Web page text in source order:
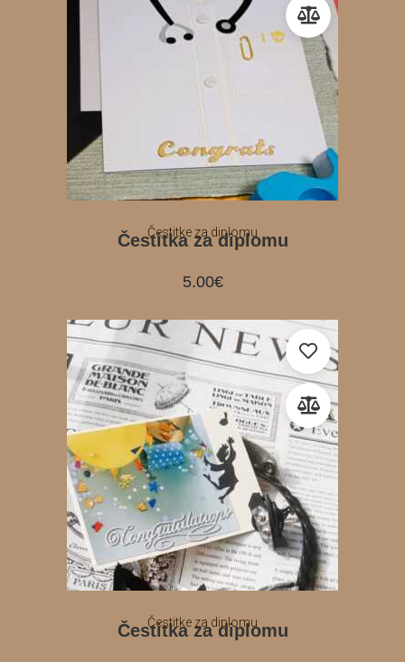
Čestitke za diplomu
Čestitka za diplomu
5.00€
Čestitke za diplomu
Čestitka za diplomu